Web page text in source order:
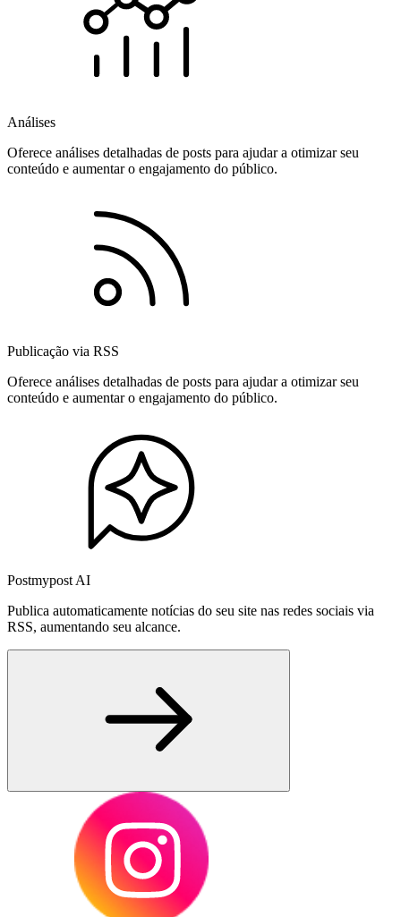
Análises
Oferece análises detalhadas de posts para ajudar a otimizar seu
conteúdo e aumentar o engajamento do público.
Publicação via RSS
Oferece análises detalhadas de posts para ajudar a otimizar seu
conteúdo e aumentar o engajamento do público.
Postmypost AI
Publica automaticamente notícias do seu site nas redes sociais via
RSS, aumentando seu alcance.